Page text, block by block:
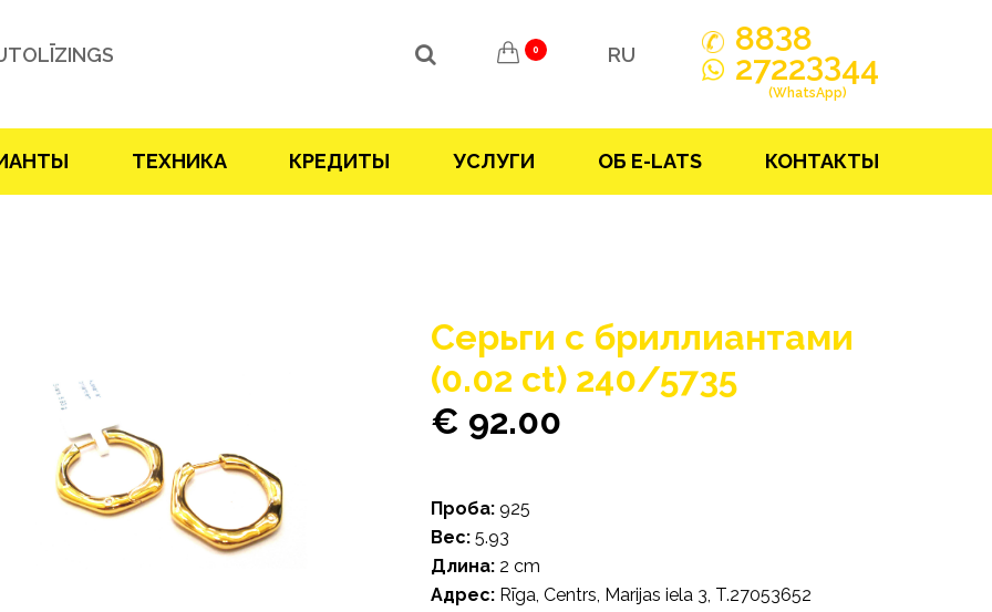
0 RU 8838
27223344
(WhatsApp)
ТЕХНИКА КРЕДИТЫ УСЛУГИ ОБ E-LATS КОНТАКТЫ
Серьги с бриллиантами
(0.02 ct) 240/5735
€ 92.00
Проба: 925
Bес: 5.93
Длина: 2 cm
Адрес: Rīga, Centrs, Marijas iela 3, T.27053652